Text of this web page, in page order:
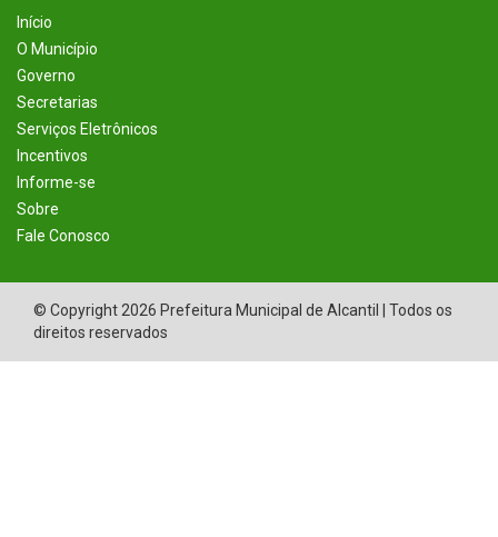
Início
O Município
Governo
Secretarias
Serviços Eletrônicos
Incentivos
Informe-se
Sobre
Fale Conosco
© Copyright 2026 Prefeitura Municipal de Alcantil | Todos os
direitos reservados